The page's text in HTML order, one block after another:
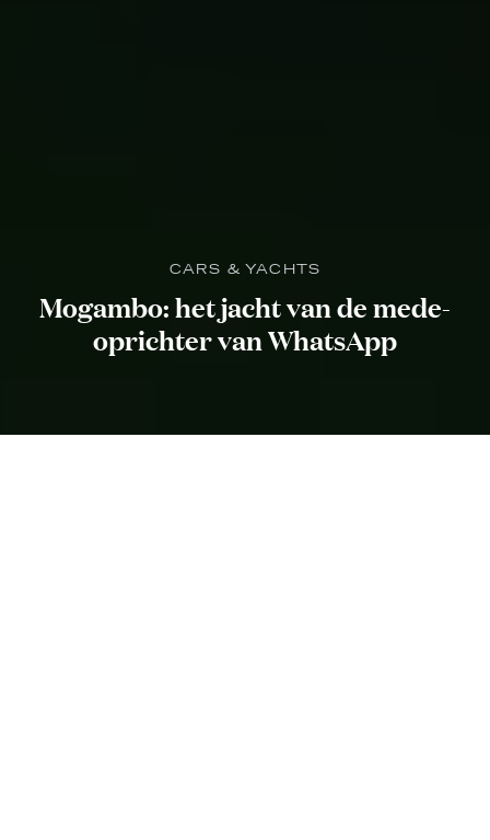
CARS & YACHTS
Mogambo: het jacht van de mede-
oprichter van WhatsApp